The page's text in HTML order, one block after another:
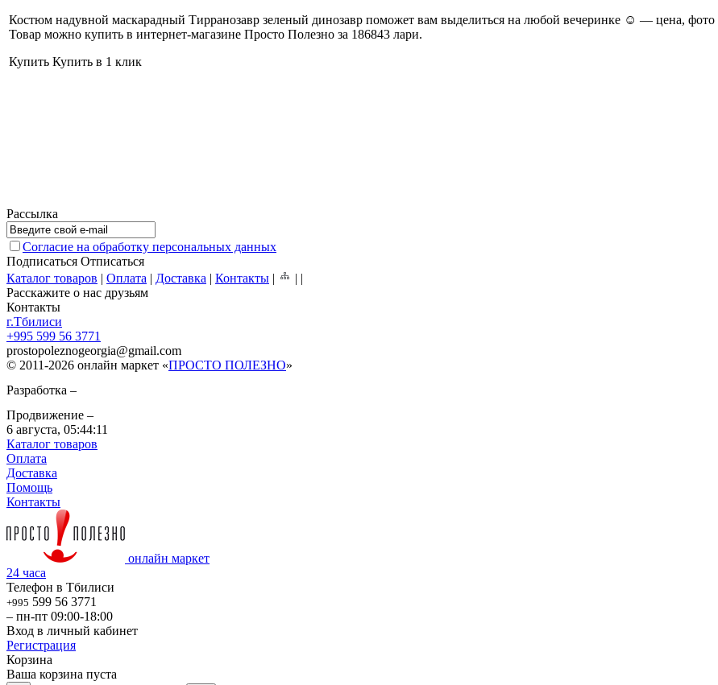
Костюм надувной маскарадный Тирранозавр зеленый динозавр поможет вам выделиться на любой вечеринке ☺ — цена, фото
Товар можно купить в интернет-магазине Просто Полезно за 186843 лари.
Купить Купить в 1 клик
Рассылка
Согласие на обработку персональных данных
Подписаться Отписаться
Каталог товаров | Оплата | Доставка | Контакты | | |
Расскажите о нас друзьям
Контакты
г.Тбилиси
+995 599 56 3771
prostopoleznogeorgia@gmail.com
© 2011-2026 онлайн маркет «ПРОСТО ПОЛЕЗНО»
Разработка –
Продвижение –
6 августа, 05:44:11
Каталог товаров
Оплата
Доставка
Помощь
Контакты
онлайн маркет
24 часа
Телефон в Тбилиси
+995 599 56 3771
– пн-пт 09:00-18:00
Вход в личный кабинет
Регистрация
Корзина
Ваша корзина пуста